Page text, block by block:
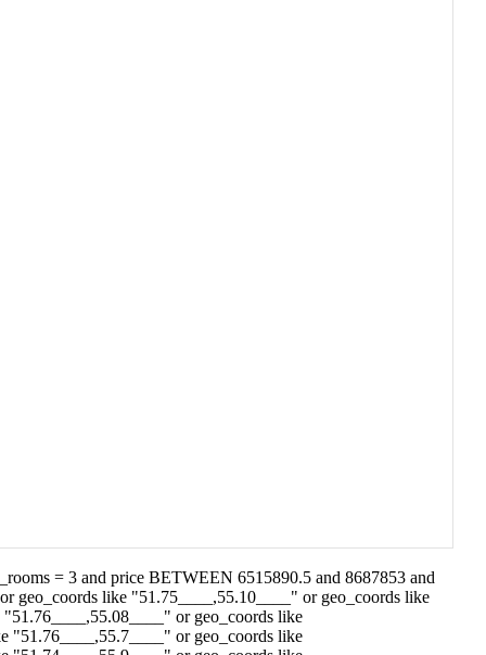
= 3 and price BETWEEN 6515890.5 and 8687853 and
geo_coords like "51.75____,55.10____" or geo_coords like
or geo_coords like
"51.76____,55.7____" or geo_coords like